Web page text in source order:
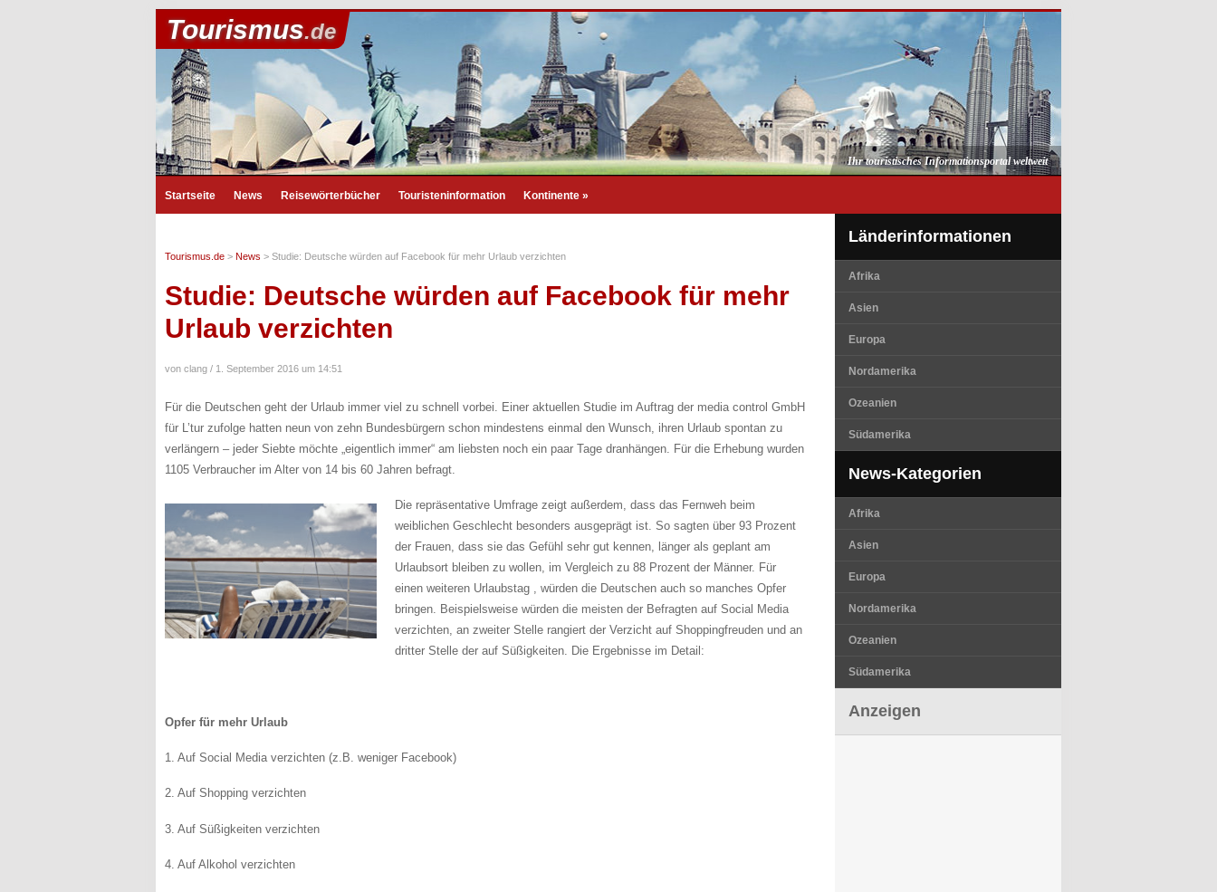
Tourismus.de
Ihr touristisches Informationsportal weltweit
Startseite News Reisewörterbücher Touristeninformation Kontinente »
Tourismus.de > News > Studie: Deutsche würden auf Facebook für mehr Urlaub verzichten
Studie: Deutsche würden auf Facebook für mehr
Urlaub verzichten
von clang / 1. September 2016 um 14:51
Für die Deutschen geht der Urlaub immer viel zu schnell vorbei. Einer aktuellen Studie im Auftrag der media control GmbH
für L’tur zufolge hatten neun von zehn Bundesbürgern schon mindestens einmal den Wunsch, ihren Urlaub spontan zu
verlängern – jeder Siebte möchte „eigentlich immer“ am liebsten noch ein paar Tage dranhängen. Für die Erhebung wurden
1105 Verbraucher im Alter von 14 bis 60 Jahren befragt.
Die repräsentative Umfrage zeigt außerdem, dass das Fernweh beim
weiblichen Geschlecht besonders ausgeprägt ist. So sagten über 93 Prozent
der Frauen, dass sie das Gefühl sehr gut kennen, länger als geplant am
Urlaubsort bleiben zu wollen, im Vergleich zu 88 Prozent der Männer. Für
einen weiteren Urlaubstag , würden die Deutschen auch so manches Opfer
bringen. Beispielsweise würden die meisten der Befragten auf Social Media
verzichten, an zweiter Stelle rangiert der Verzicht auf Shoppingfreuden und an
dritter Stelle der auf Süßigkeiten. Die Ergebnisse im Detail:
Opfer für mehr Urlaub
1. Auf Social Media verzichten (z.B. weniger Facebook)
2. Auf Shopping verzichten
3. Auf Süßigkeiten verzichten
4. Auf Alkohol verzichten
Länderinformationen
Afrika
Asien
Europa
Nordamerika
Ozeanien
Südamerika
News-Kategorien
Afrika
Asien
Europa
Nordamerika
Ozeanien
Südamerika
Anzeigen